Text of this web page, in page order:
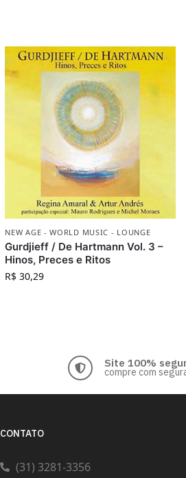
NEW AGE - WORLD MUSIC - LOUNGE
Gurdjieff / De Hartmann Vol. 3 –
Hinos, Preces e Ritos
R$ 30,29
Site 100%
compre com
CONTATO
(31) 3281-3356